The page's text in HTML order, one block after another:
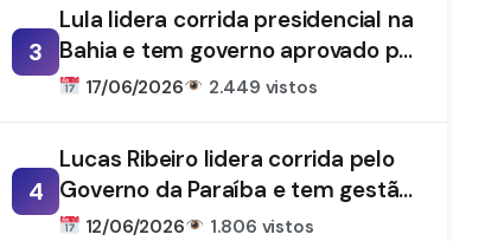
3
Lula lidera corrida presidencial na
Bahia e tem governo aprovado por
61%, aponta DataTrends
17/06/2026 2.449 vistos
4
Lucas Ribeiro lidera corrida pelo
Governo da Paraíba e tem gestão
aprovada por 66%, aponta
12/06/2026 1.806 vistos